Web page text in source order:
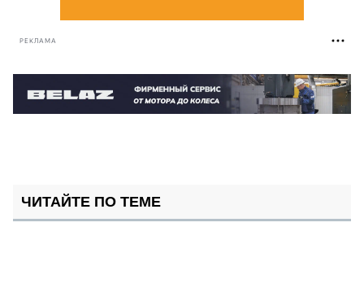
РЕКЛАМА
ЧИТАЙТЕ ПО ТЕМЕ